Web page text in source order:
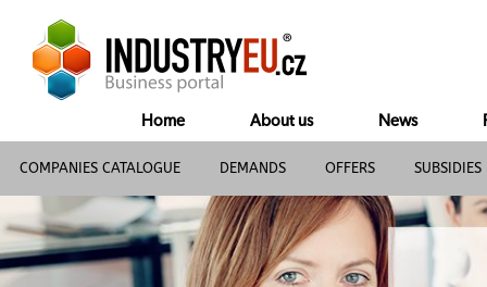
Home About us News
COMPANIES CATALOGUE DEMANDS OFFERS SUBSIDIES